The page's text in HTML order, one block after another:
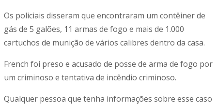
Os policiais disseram que encontraram um contêiner de
gás de 5 galões, 11 armas de fogo e mais de 1.000
cartuchos de munição de vários calibres dentro da casa.
French foi preso e acusado de posse de arma de fogo por
um criminoso e tentativa de incêndio criminoso.
Qualquer pessoa que tenha informações sobre esse caso